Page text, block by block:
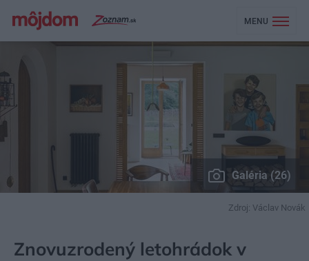
MENU
Galéria (26)
Zdroj: Václav Novák
Znovuzrodený letohrádok v